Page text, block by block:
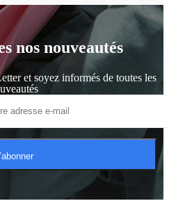
nos nouveautés
et soyez informés de toutes les